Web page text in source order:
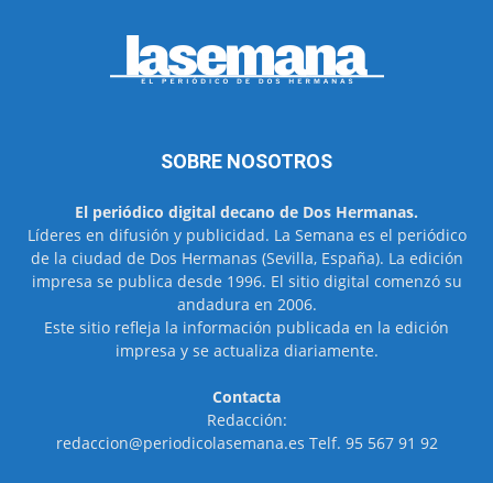
SOBRE NOSOTROS
El periódico digital decano de Dos Hermanas.
Líderes en difusión y publicidad. La Semana es el periódico
de la ciudad de Dos Hermanas (Sevilla, España). La edición
impresa se publica desde 1996. El sitio digital comenzó su
andadura en 2006.
Este sitio refleja la información publicada en la edición
impresa y se actualiza diariamente.
Contacta
Redacción:
redaccion@periodicolasemana.es Telf. 95 567 91 92